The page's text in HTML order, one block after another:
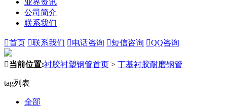
公司简介
联系我们
首页 联系我们 电话咨询 短信咨询 QQ咨询
当前位置:衬胶衬塑钢管首页 > 丁基衬胶耐磨钢管
tag列表
全部